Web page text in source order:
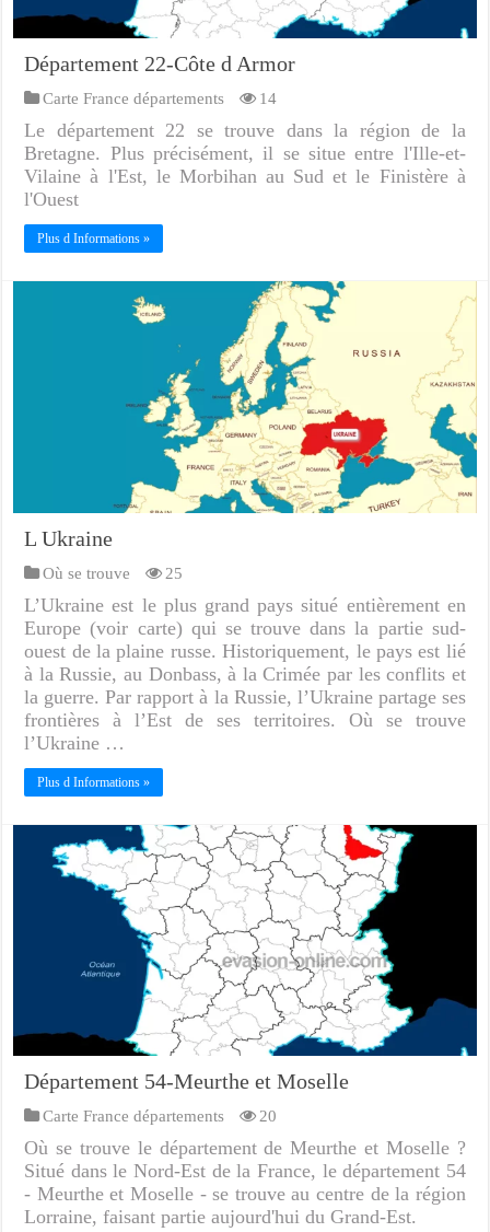
Département 22-Côte d Armor
Carte France départements 14
Le département 22 se trouve dans la région de la
Bretagne. Plus précisément, il se situe entre l'Ille-et-
Vilaine à l'Est, le Morbihan au Sud et le Finistère à
l'Ouest
Plus d Informations »
L Ukraine
Où se trouve 25
L’Ukraine est le plus grand pays situé entièrement en
Europe (voir carte) qui se trouve dans la partie sud-
ouest de la plaine russe. Historiquement, le pays est lié
à la Russie, au Donbass, à la Crimée par les conflits et
la guerre. Par rapport à la Russie, l’Ukraine partage ses
frontières à l’Est de ses territoires. Où se trouve
l’Ukraine …
Plus d Informations »
Département 54-Meurthe et Moselle
Carte France départements 20
Où se trouve le département de Meurthe et Moselle ?
Situé dans le Nord-Est de la France, le département 54
- Meurthe et Moselle - se trouve au centre de la région
Lorraine, faisant partie aujourd'hui du Grand-Est.